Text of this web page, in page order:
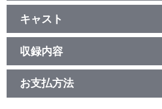
品番：LACM-24760
ジャンル：国内アニメ音楽
シングル
／20分
キャスト
佐々木翔音(CV.涼ノ瀬葵音)
収録内容
お支払方法